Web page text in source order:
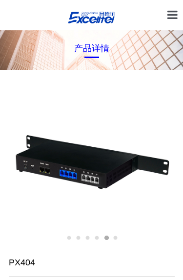
产品详情
PX404